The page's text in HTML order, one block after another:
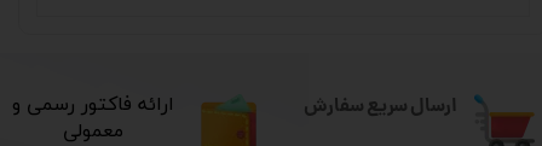
ارسال سریع سفارش
​ارائه فاکتور رسمی و
معمولی